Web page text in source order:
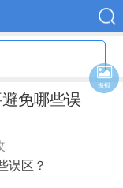
免哪些误
误区？
海报